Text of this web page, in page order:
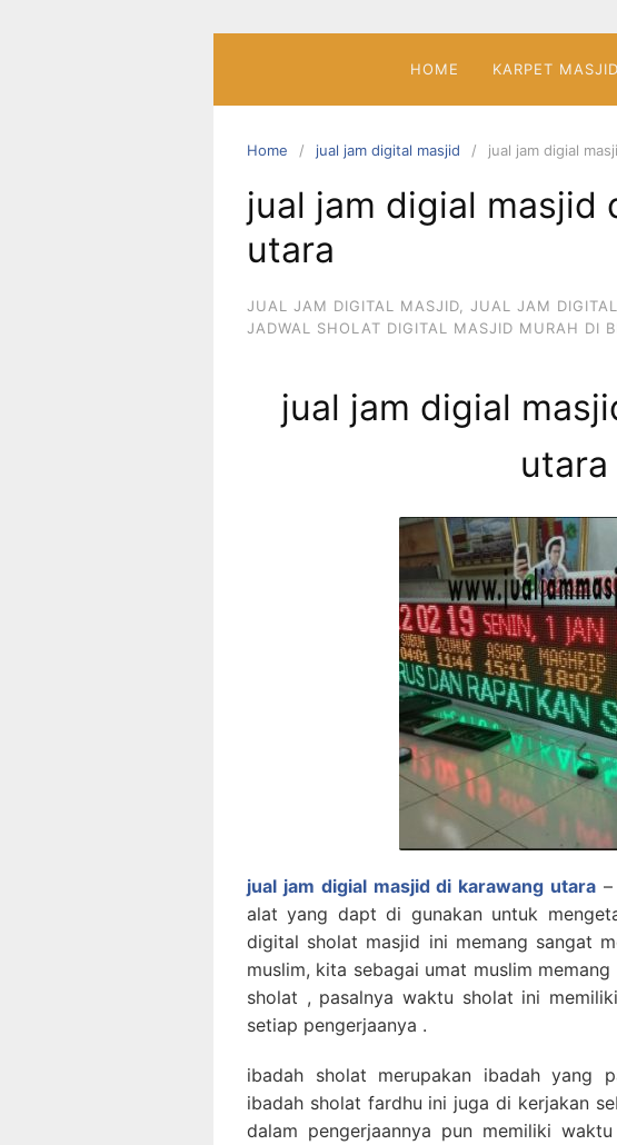
HOME KARPET MASJID
Home jual jam digital masjid jual jam digial
jual jam digial masjid
utara
JUAL JAM DIGITAL MASJID JUAL JAM
JADWAL SHOLAT DIGITAL MASJID MURAH DI
jual jam digial
utara
jual jam digial masjid di karawang utara
alat yang dapt di gunakan untuk
digital sholat masjid ini memang sangat
muslim, kita sebagai umat muslim
sholat , pasalnya waktu sholat ini
setiap pengerjaanya .
ibadah sholat merupakan ibadah yang
ibadah sholat fardhu ini juga di kerjakan
dalam pengerjaannya pun memiliki